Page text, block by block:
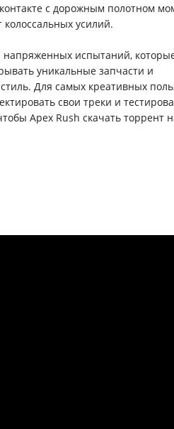
с дорожным полотном
усилий.
напряженных испытаний,
уникальные запчасти и
Для самых креативных
свои треки и
Apex Rush скачать торрент